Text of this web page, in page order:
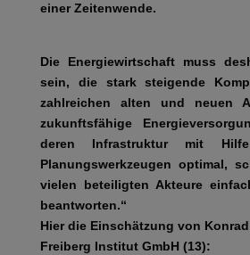
einer Zeitenwende.
Die Energiewirtschaft muss
sein, die stark steigende
zahlreichen alten und neuen
zukunftsfähige
deren Infrastruktur mit
Planungswerkzeugen optimal,
vielen beteiligten Akteure
beantworten.“
Hier die Einschätzung von Konrad
Freiberg Institut GmbH (13):